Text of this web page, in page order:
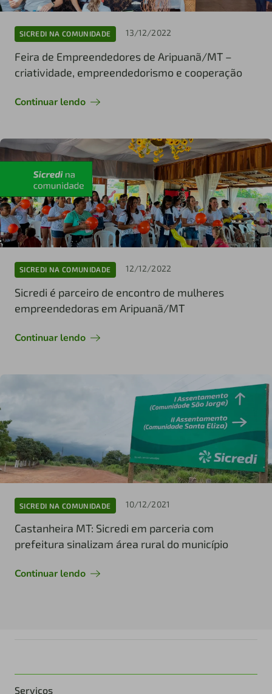
SICREDI NA COMUNIDADE 13/12/2022
Feira de Empreendedores de Aripuanã/MT –
criatividade, empreendedorismo e cooperação
Continuar lendo
SICREDI NA COMUNIDADE 12/12/2022
Sicredi é parceiro de encontro de mulheres
empreendedoras em Aripuanã/MT
Continuar lendo
SICREDI NA COMUNIDADE 10/12/2021
Castanheira MT: Sicredi em parceria com
prefeitura sinalizam área rural do município
Continuar lendo
Serviços